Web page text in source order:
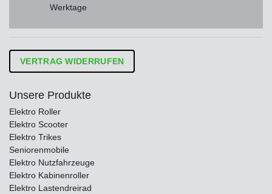
Werktage
VERTRAG WIDERRUFEN
Unsere Produkte
Elektro Roller
Elektro Scooter
Elektro Trikes
Seniorenmobile
Elektro Nutzfahrzeuge
Elektro Kabinenroller
Elektro Lastendreirad